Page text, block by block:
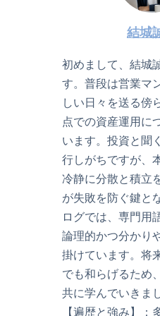
結城
初めまして、結城
す。普段は営業マ
しい日々を送る傍
点での資産運用に
います。投資と聞
行しがちですが、
冷静に分散と積立
が失敗を防ぐ鍵と
ログでは、専門用
論理的かつ分かり
掛けています。将
でも和らげるため
共に学んでいきま
【遍歴と強み】：